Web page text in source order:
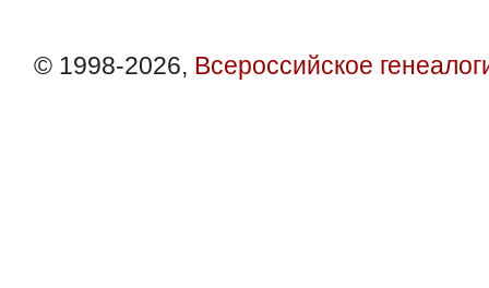
© 1998-2026, Всероссийское